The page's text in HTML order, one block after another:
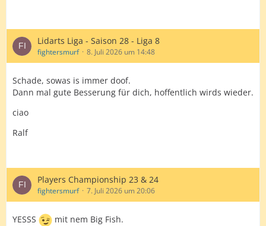
Lidarts Liga - Saison 28 - Liga 8
fightersmurf 8. Juli 2026 um 14:48
Schade, sowas is immer doof.
Dann mal gute Besserung für dich, hoffentlich wirds wieder.
ciao
Ralf
Players Championship 23 & 24
fightersmurf 7. Juli 2026 um 20:06
YESSS mit nem Big Fish.